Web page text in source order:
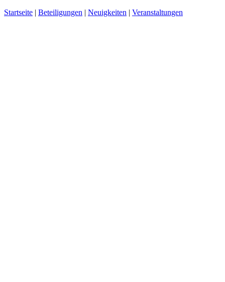
Startseite | Beteiligungen | Neuigkeiten | Veranstaltungen